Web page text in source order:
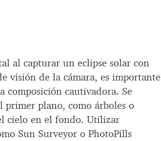
al capturar un eclipse solar con
visión de la cámara, es importante
composición cautivadora. Se
plano, como árboles o
cielo en el fondo. Utilizar
Sun Surveyor o PhotoPills